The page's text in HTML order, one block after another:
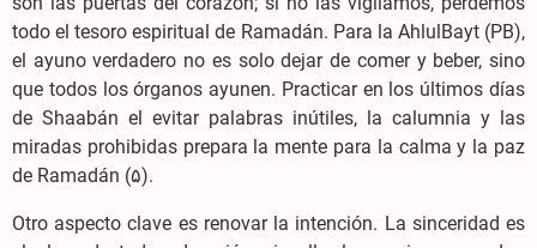
todo el tesoro espiritual de Ramadán. Para la AhlulBayt (PB),
el ayuno verdadero no es solo dejar de comer y beber, sino
que todos los órganos ayunen. Practicar en los últimos días
de Shaabán el evitar palabras inútiles, la calumnia y las
miradas prohibidas prepara la mente para la calma y la paz
de Ramadán (۵).
Otro aspecto clave es renovar la intención. La sinceridad es